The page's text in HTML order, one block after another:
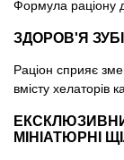
Формула раціону
ЗДОРОВ'Я
Раціон сприяє
вмісту хелаторів
МІНІАТЮРНІ